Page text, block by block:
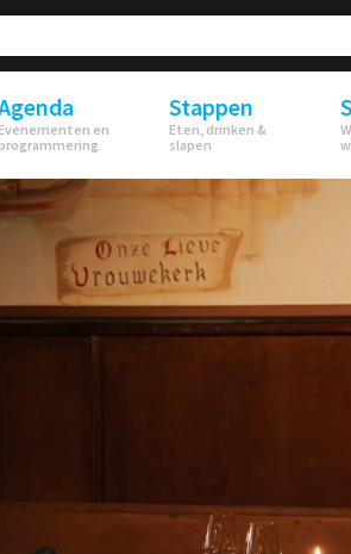
Evenementen en
programmering
Stappen
Eten, drinken &
slapen